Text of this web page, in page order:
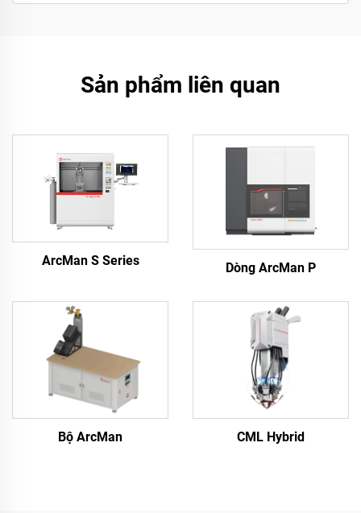
Sản phẩm liên quan
ArcMan S Series Dòng ArcMan P
Bộ ArcMan CML Hybrid